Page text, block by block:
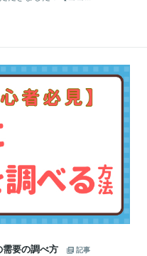
要の調べ方
記事